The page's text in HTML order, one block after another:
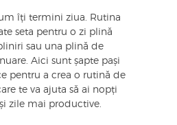
îți termini ziua. Rutina
seta pentru o zi plină
sau una plină de
Aici sunt șapte pași
pentru a crea o rutină de
te va ajuta să ai nopți
zile mai productive.